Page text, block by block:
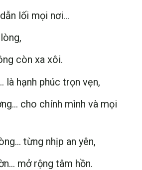
lối mọi nơi…
còn xa xôi.
là hạnh phúc trọn vẹn,
cho chính mình và mọi
từng nhịp an yên,
mở rộng tâm hồn.